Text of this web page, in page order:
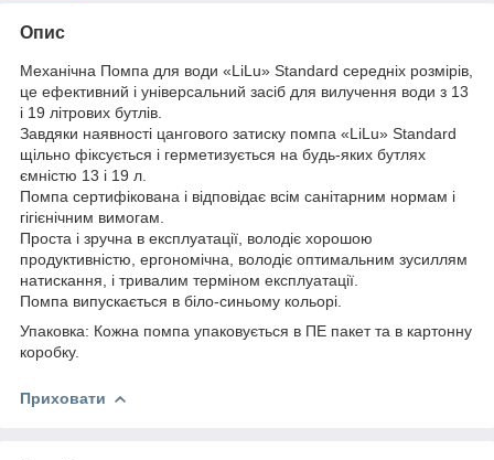
Опис
Механічна Помпа для води «LiLu» Standard середніх розмірів,
це ефективний і універсальний засіб для вилучення води з 13
і 19 літрових бутлів.
Завдяки наявності цангового затиску помпа «LiLu» Standard
щільно фіксується і герметизується на будь-яких бутлях
ємністю 13 і 19 л.
Помпа сертифікована і відповідає всім санітарним нормам і
гігієнічним вимогам.
Проста і зручна в експлуатації, володіє хорошою
продуктивністю, ергономічна, володіє оптимальним зусиллям
натискання, і тривалим терміном експлуатації.
Помпа випускається в біло-синьому кольорі.
Упаковка: Кожна помпа упаковується в ПЕ пакет та в картонну
коробку.
Приховати